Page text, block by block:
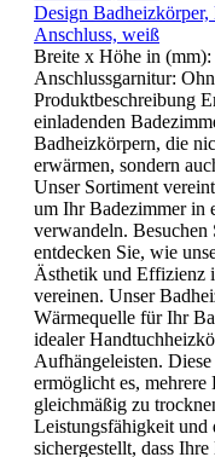
Design
Anschluss, weiß
Breite x Höhe in (mm):
Anschlussgarnitur:
Produktbeschreibung
einladenden
Badheizkörpern, die
erwärmen, sondern
Unser Sortiment
um Ihr Badezimmer in
verwandeln. Besuchen
entdecken Sie, wie
Ästhetik und Effizienz
vereinen. Unser
Wärmequelle für Ihr
idealer
Aufhängeleisten.
ermöglicht es,
gleichmäßig zu
Leistungsfähigkeit und
sichergestellt, dass